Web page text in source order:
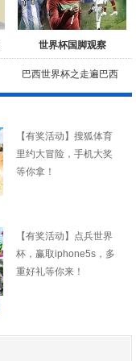
世界杯国脚观察
巴西世界杯之走遍巴西
【有奖活动】搜狐体育
里约大冒险，手机大奖
等你拿！
【有奖活动】点兵世界
杯，赢取iphone5s，多
重好礼等你来！